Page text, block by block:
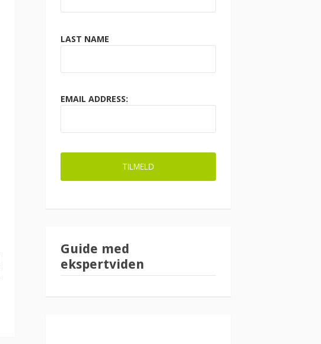
LAST NAME
EMAIL ADDRESS:
Guide med
ekspertviden